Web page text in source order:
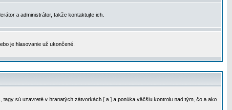
a administrátor, takže kontaktujte ich.
je hlasovanie už ukončené.
sú uzavreté v hranatých zátvorkách [ a ] a ponúka väčšiu kontrolu nad tým, čo a ako